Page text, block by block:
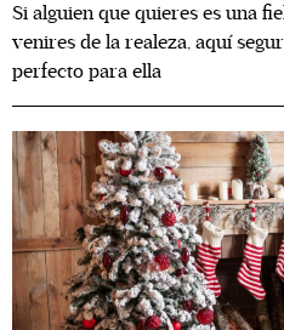
Si alguien que quieres es una
venires de la realeza, aquí
perfecto para ella